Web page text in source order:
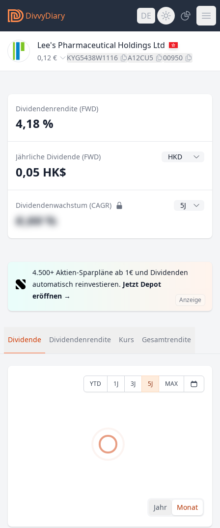
DivvyDiary DE
Lee's Pharmaceutical Holdings Ltd
0,12 € KYG5438W1116 A12CU5 00950
Dividendenrendite (FWD)
4,18 %
Jährliche Dividende (FWD)
0,05 HK$
Dividendenwachstum (CAGR) CAGR Jahre
#,## %
4.500+ Aktien-Sparpläne ab 1€ und Dividenden
automatisch reinvestieren. Jetzt Depot
eröffnen → Anzeige
Dividende Dividendenrendite Kurs Gesamtrendite
YTD 1J 3J 5J MAX
Jahr Monat